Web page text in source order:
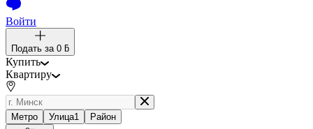
Войти
Подать за 0 ƃ
Купить
Квартиру
Метро Улица1 Район